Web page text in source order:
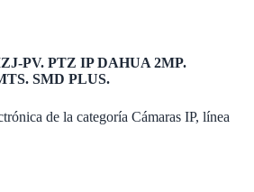
PV. PTZ IP DAHUA 2MP.
SMD PLUS.
de la categoría Cámaras IP, línea